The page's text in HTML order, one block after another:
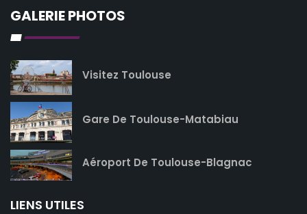
GALERIE PHOTOS
Visitez Toulouse
Gare De Toulouse-Matabiau
Aéroport De Toulouse-Blagnac
LIENS UTILES